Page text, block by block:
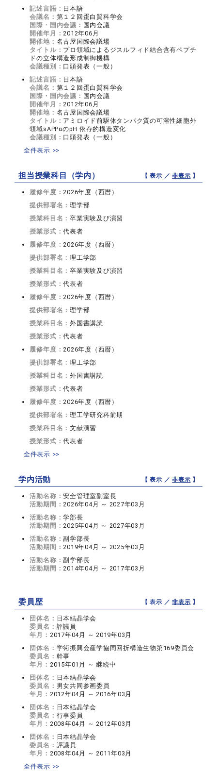
記述言語： 日本語
会議名： 第１２回蛋白質科学会
国際・国内会議： 国内会議
開催年月：2012年06月
開催地： 名古屋国際会議場
タイトル： プロ領域によるジスルフィド結合含有ペプチ
ドの立体構造形成制御機構
会議種別： 口頭発表（一般）
記述言語： 日本語
会議名： 第１２回蛋白質科学会
国際・国内会議： 国内会議
開催年月：2012年06月
開催地： 名古屋国際会議場
タイトル： アミロイド前駆体タンパク質の可溶性細胞外
領域sAPPαのpH 依存的構造変化
会議種別： 口頭発表（一般）
全件表示 >>
担当授業科目（学内） 【 表示 ／非表示 】
履修年度：2026年度（西暦）
提供部署名：理学部
授業科目名：卒業実験及び演習
授業形式：代表者
履修年度：2026年度（西暦）
提供部署名：理工学部
授業科目名：卒業実験及び演習
授業形式：代表者
履修年度：2026年度（西暦）
提供部署名：理学部
授業科目名：外国書講読
授業形式：代表者
履修年度：2026年度（西暦）
提供部署名：理工学部
授業科目名：外国書講読
授業形式：代表者
履修年度：2026年度（西暦）
提供部署名：理工学研究科前期
授業科目名：文献演習
授業形式：代表者
全件表示 >>
学内活動 【 表示 ／非表示 】
活動名称：安全管理室副室長
活動期間：2026年04月 ～ 2027年03月
活動名称：学部長
活動期間：2025年04月 ～ 2027年03月
活動名称：副学部長
活動期間：2019年04月 ～ 2025年03月
活動名称：副学部長
活動期間：2014年04月 ～ 2017年03月
委員歴 【 表示 ／非表示 】
団体名： 日本結晶学会
委員名： 評議員
年月： 2017年04月 ～ 2019年03月
団体名： 学術振興会産学協同回折構造生物第169委員会
委員名： 幹事
年月： 2015年01月 ～ 継続中
団体名： 日本結晶学会
委員名： 男女共同参画委員
年月： 2012年04月 ～ 2016年03月
団体名： 日本結晶学会
委員名： 行事委員
年月： 2008年04月 ～ 2012年03月
団体名： 日本結晶学会
委員名： 評議員
年月： 2008年04月 ～ 2011年03月
全件表示 >>